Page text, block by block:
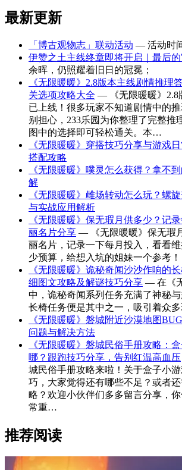
最新更新
「博古观物志」联动活动 — 活动时
伊赞之土主线终章即将开启｜最后的
余晖，仍照耀着旧日的冠冕；
《无限暖暖》2.8版本主线剧情推理
关选项攻略大全 — 《无限暖暖》2.8
已上线！很多玩家不知道剧情中的
别担心，233乐园为你整理了完整推
图中的选择即可轻松通关。本…
《无限暖暖》穿搭技巧分享与游戏
搭配攻略
《无限暖暖》噗灵怎么获得？拿不
解
《无限暖暖》雌场转动怎么玩？螺
与实战应用解析
《无限暖暖》保无瑕月供多少？记
丽名片分享 — 《无限暖暖》保无瑕
丽名片，记录一下每月投入，看看
少预算，给想入坑的姐妹一个参考！
《无限暖暖》诡秘奇闻沙沙作响的
细图文攻略及解谜技巧分享 — 在《
中，诡秘奇闻系列任务充满了神秘
长椅任务便是其中之一，吸引着众多
《无限暖暖》磐城附近沙漠地图
问题与解决方法
《无限暖暖》磐城民俗手册攻略：
哪？跟跑技巧分享，告别红温高血压
城民俗手册攻略来啦！关于盒子小
巧，大家觉得还有哪些不足？或者
略？欢迎小伙伴们多多留言分享，
常重…
推荐阅读